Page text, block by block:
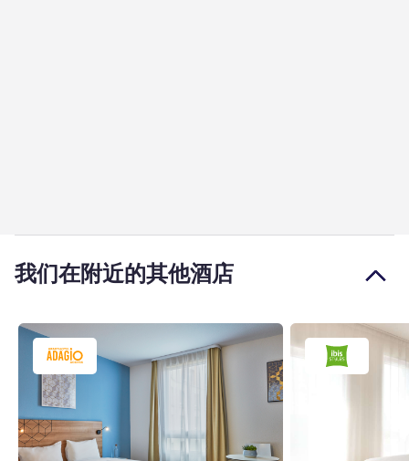
我们在附近的其他酒店